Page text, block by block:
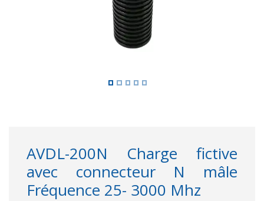
AVDL-200N Charge fictive
avec connecteur N mâle
Fréquence 25- 3000 Mhz